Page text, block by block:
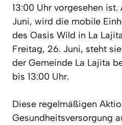
13:00 Uhr vorgesehen
Juni, wird die mobile
des Oasis Wild in La
Freitag, 26. Juni, steht
der Gemeinde La Lajita
bis 13:00 Uhr.
Diese regelmäßigen
Gesundheitsversorgung